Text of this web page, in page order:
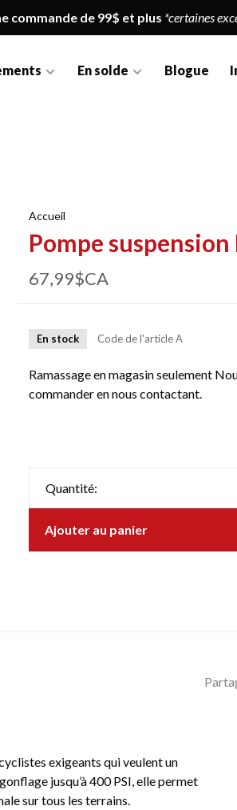
commande de 99$ et plus *certaines
En solde Blogue
Accueil
Pompe
67,99$CA
En stock Code de l'articleA
Ramassage en magasin seulement
commander en nous contactant.
Quantité:
Ajouter au panier
exigeants qui veulent un
jusqu’à 400 PSI, elle permet
sur tous les terrains.